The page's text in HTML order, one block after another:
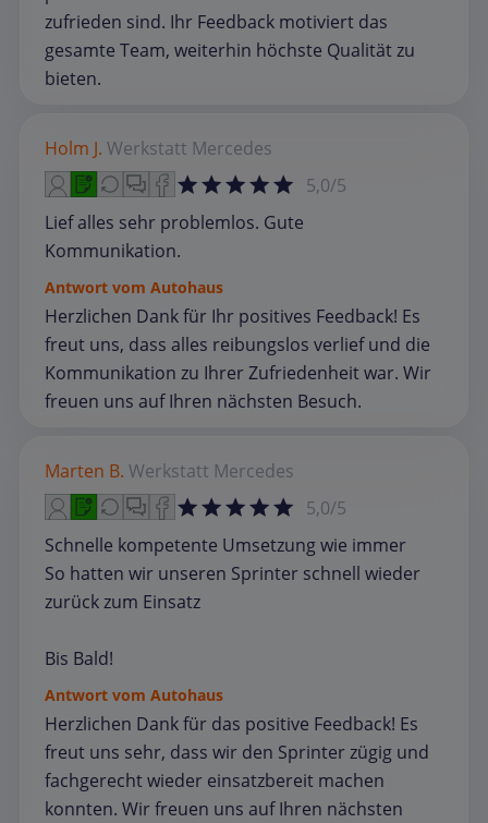
zufrieden sind. Ihr Feedback motiviert das
gesamte Team, weiterhin höchste Qualität zu
bieten.
Holm J. Werkstatt Mercedes
5,0/5
Lief alles sehr problemlos. Gute
Kommunikation.
Antwort vom Autohaus
Herzlichen Dank für Ihr positives Feedback! Es
freut uns, dass alles reibungslos verlief und die
Kommunikation zu Ihrer Zufriedenheit war. Wir
freuen uns auf Ihren nächsten Besuch.
Marten B. Werkstatt Mercedes
5,0/5
Schnelle kompetente Umsetzung wie immer
So hatten wir unseren Sprinter schnell wieder
zurück zum Einsatz
Bis Bald!
Antwort vom Autohaus
Herzlichen Dank für das positive Feedback! Es
freut uns sehr, dass wir den Sprinter zügig und
fachgerecht wieder einsatzbereit machen
konnten. Wir freuen uns auf Ihren nächsten